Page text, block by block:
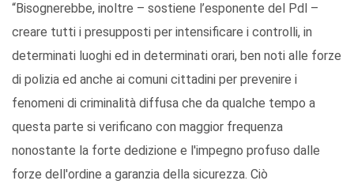
“Bisognerebbe, inoltre – sostiene l’esponente del Pdl –
creare tutti i presupposti per intensificare i controlli, in
determinati luoghi ed in determinati orari, ben noti alle forze
di polizia ed anche ai comuni cittadini per prevenire i
fenomeni di criminalità diffusa che da qualche tempo a
questa parte si verificano con maggior frequenza
nonostante la forte dedizione e l'impegno profuso dalle
forze dell'ordine a garanzia della sicurezza. Ciò